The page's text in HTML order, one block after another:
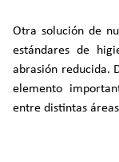
Otra solución de
estándares de
abrasión reducida.
elemento
entre distintas